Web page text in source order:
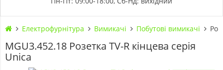
Електрофурнітура Вимикачі Побутові вимикачі
MGU3.452.18 Розетка TV-R кінцева серія
Unica